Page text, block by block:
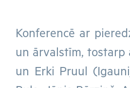
Konferencē ar
un ārvalstīm,
un Erki Pruul